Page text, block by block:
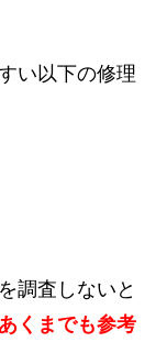
い以下の修理
調査しないと
くまでも参考